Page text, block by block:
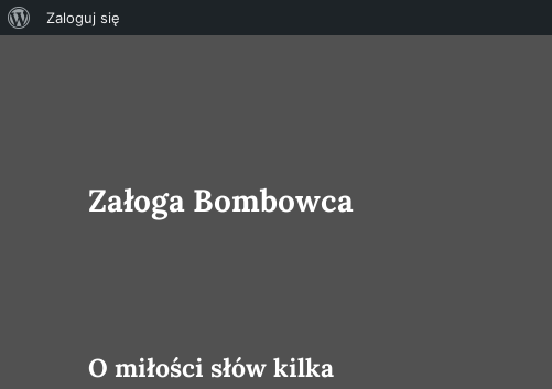
Zaloguj się
Załoga Bombowca
O miłości słów kilka